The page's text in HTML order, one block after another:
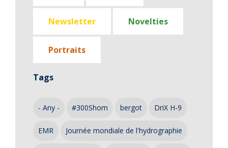
Newsletter Novelties
Portraits
Tags
- Any - #300Shom bergot DriX H-9
EMR Journée mondiale de l'hydrographie